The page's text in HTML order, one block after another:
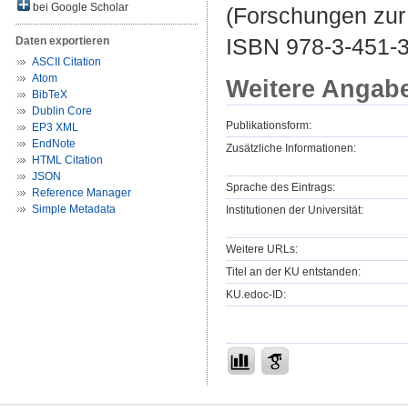
bei Google Scholar
Daten exportieren
ASCII Citation
Atom
BibTeX
Dublin Core
EP3 XML
EndNote
HTML Citation
JSON
Reference Manager
Simple Metadata
(Forschungen
ISBN 978-3-451-
Weitere
Publikationsform:
Zusätzliche Informationen:
Sprache des Eintrags:
Institutionen der Universität:
Weitere URLs:
Titel an der KU entstanden:
KU.edoc-ID: